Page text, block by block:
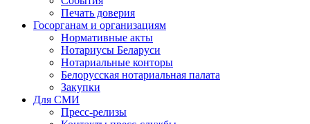
Печать доверия
Госорганам и организациям
Нормативные акты
Нотариусы Беларуси
Нотариальные конторы
Белорусская нотариальная палата
Закупки
Для СМИ
Пресс-релизы